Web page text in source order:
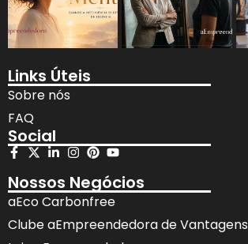
Links Úteis
Sobre nós
FAQ
Social
Nossos Negócios
aEco Carbonfree
Clube aEmpreendedora de Vantagens